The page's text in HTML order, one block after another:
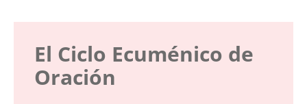
El Ciclo Ecuménico de
Oración